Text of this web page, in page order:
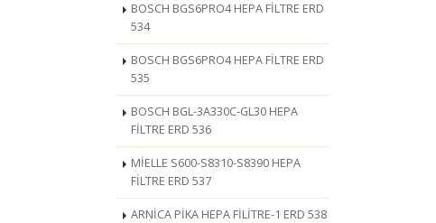
BOSCH BGS6PRO4 HEPA FİLTRE ERD
534
BOSCH BGS6PRO4 HEPA FİLTRE ERD
535
BOSCH BGL-3A330C-GL30 HEPA
FİLTRE ERD 536
MİELLE S600-S8310-S8390 HEPA
FİLTRE ERD 537
ARNİCA PİKA HEPA FİLİTRE-1 ERD 538